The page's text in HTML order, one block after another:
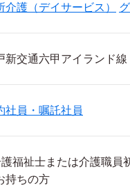
介護（デイサービス）
新交通六甲アイランド
社員・嘱託社員
福祉士または介護職員
持ちの方